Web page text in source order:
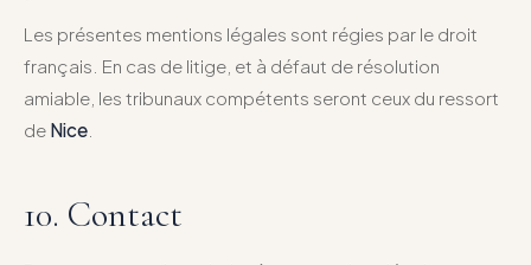
Les présentes mentions légales sont régies par le droit
français. En cas de litige, et à défaut de résolution
amiable, les tribunaux compétents seront ceux du ressort
de Nice
10. Contact